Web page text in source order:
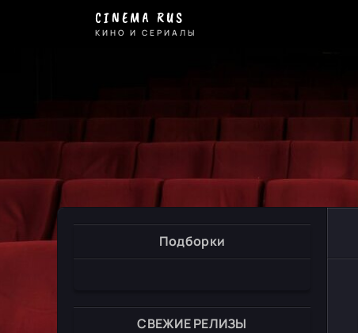
CINEMA RUS
КИНО И СЕРИАЛЫ
Подборки
СВЕЖИЕ РЕЛИЗЫ